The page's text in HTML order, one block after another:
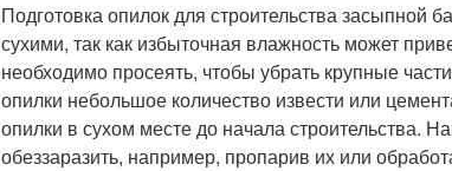
Подготовка опилок для строительства засыпной
сухими, так как избыточная влажность может
необходимо просеять, чтобы убрать крупные
опилки небольшое количество извести или
опилки в сухом месте до начала строительства.
обеззаразить, например, пропарив их или